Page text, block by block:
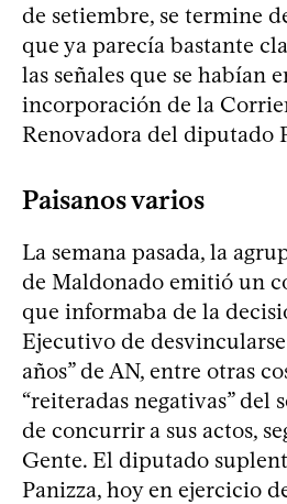
de setiembre, se termine
que ya parecía bastante
las señales que se habían
incorporación de la
Renovadora del diputado
Paisanos varios
La semana pasada, la
de Maldonado emitió un
que informaba de la
Ejecutivo de desvincularse
años” de AN, entre otras
“reiteradas negativas” del
de concurrir a sus actos,
Gente. El diputado
Panizza, hoy en ejercicio